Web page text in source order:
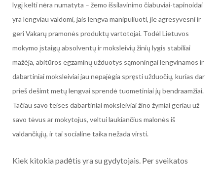
lygį kelti nėra numatyta – žemo išsilavinimo čiabuviai-tapinoidai
yra lengviau valdomi, jais lengva manipuliuoti, jie agresyvesni ir
geri Vakarų pramonės produktų vartotojai. Todėl Lietuvos
mokymo įstaigų absolventų ir moksleivių žinių lygis stabiliai
mažėja, abitūros egzaminų užduotys sąmoningai lengvinamos ir
dabartiniai moksleiviai jau nepajėgia spręsti užduočių, kurias dar
prieš dešimt metų lengvai sprendė tuometiniai jų bendraamžiai.
Tačiau savo teises dabartiniai moksleiviai žino žymiai geriau už
savo tėvus ar mokytojus, veltui laukiančius malonės iš
valdančiųjų, ir tai socialine taika nežada virsti.
Kiek kitokia padėtis yra su gydytojais. Per sveikatos